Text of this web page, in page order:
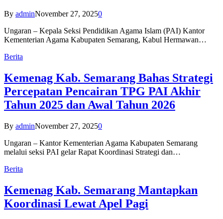
By adminNovember 27, 20250
Ungaran – Kepala Seksi Pendidikan Agama Islam (PAI) Kantor
Kementerian Agama Kabupaten Semarang, Kabul Hermawan…
Berita
Kemenag Kab. Semarang Bahas Strategi
Percepatan Pencairan TPG PAI Akhir
Tahun 2025 dan Awal Tahun 2026
By adminNovember 27, 20250
Ungaran – Kantor Kementerian Agama Kabupaten Semarang
melalui seksi PAI gelar Rapat Koordinasi Strategi dan…
Berita
Kemenag Kab. Semarang Mantapkan
Koordinasi Lewat Apel Pagi